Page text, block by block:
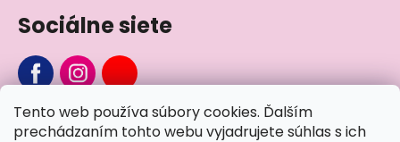
Tento web používa súbory cookies. Ďalším
prechádzaním tohto webu vyjadrujete súhlas s ich
Sociálne siete
Chcete sa nás na niečo opýtať?